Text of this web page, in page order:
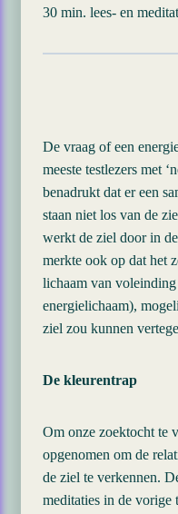
30 min. lees- en
De vraag of een
meeste testlezers met
benadrukt dat er een
staan niet los van de
werkt de ziel door in
merkte ook op dat het
lichaam van voleinding
energielichaam),
ziel zou kunnen
De kleurentrap
Om onze zoektocht te
opgenomen om de
de ziel te verkennen.
meditaties in de vorige